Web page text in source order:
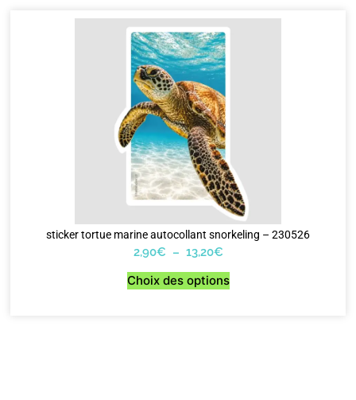
sticker tortue marine autocollant snorkeling – 230526
2,90€ – 13,20€
Choix des options